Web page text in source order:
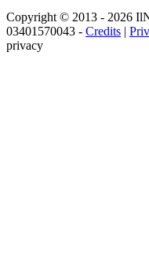
Copyright © 2013 - 2026
03401570043 - Credits |
privacy